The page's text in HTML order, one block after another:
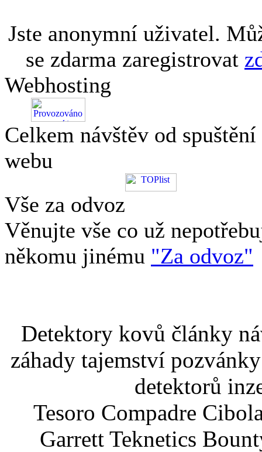
Jste anonymní uživatel.
se zdarma zaregistrovat
Webhosting
Celkem návštěv od spuštění
webu
Vše za odvoz
Věnujte vše co už
někomu jinému "Za odvoz"
Detektory kovů články
záhady tajemství
detektorů
Tesoro Compadre
Garrett Teknetics